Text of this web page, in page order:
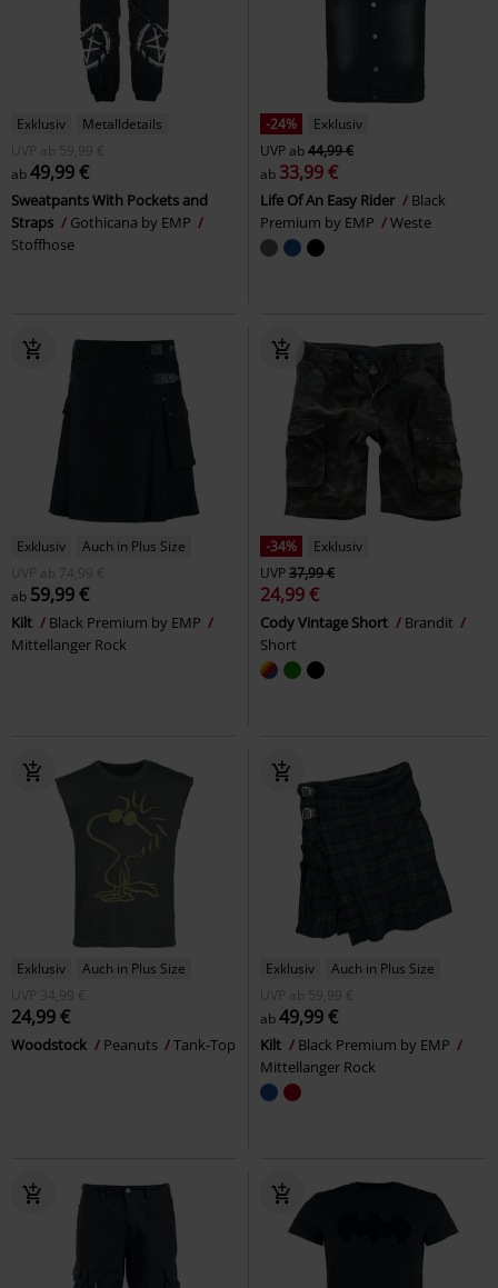
Exklusiv
Metalldetails
UVP
ab
59,99 €
ab49,99 €
Sweatpants With Pockets and
Straps
Gothicana by EMP
Stoffhose
-24%
Exklusiv
UVPab44,99 €
ab 33,99 €
Life Of An Easy Rider
Black
Premium by EMP
Weste
Exklusiv
Auch in Plus Size
UVP
ab 74,99 €
ab 59,99 €
Kilt
Black Premium by EMP
Mittellanger Rock
-34%
Exklusiv
UVP37,99 €
24,99 €
Cody Vintage Short
Brandit
Short
Exklusiv
Auch in Plus Size
UVP
34,99 €
24,99 €
Woodstock Peanuts Tank-Top
Exklusiv
Auch in Plus Size
UVP
ab
59,99 €
ab49,99 €
Kilt
Black Premium by EMP
Mittellanger Rock